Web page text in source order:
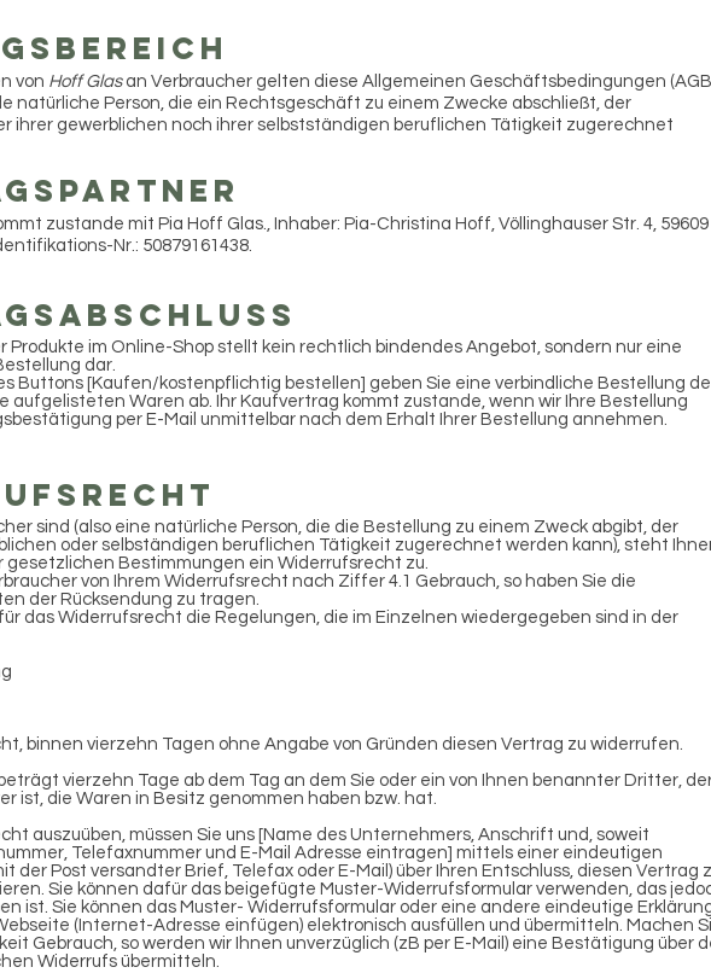
von Hoff Glasan Verbraucher gelten diese Allgemeinen Geschäftsbedingungen
natürliche Person, die ein Rechtsgeschäft zu einem Zwecke abschließt, der
ihrer gewerblichen noch ihrer selbstständigen beruflichen Tätigkeit zugerechnet
zustande mit Pia Hoff Glas., Inhaber: Pia-Christina Hoff, Völlinghauser Str. 4, 59609
Nr.: 50879161438.
Produkte im Online-Shop stellt kein rechtlich bindendes Angebot, sondern nur eine
dar.
Buttons [Kaufen/kostenpflichtig bestellen] geben Sie eine verbindliche Bestellung
aufgelisteten Waren ab. Ihr Kaufvertrag kommt zustande, wenn wir Ihre Bestellung
per E-Mail unmittelbar nach dem Erhalt Ihrer Bestellung annehmen.
sind (also eine natürliche Person, die die Bestellung zu einem Zweck abgibt, der
oder selbständigen beruflichen Tätigkeit zugerechnet werden kann), steht
gesetzlichen Bestimmungen ein Widerrufsrecht zu.
von Ihrem Widerrufsrecht nach Ziffer 4.1 Gebrauch, so haben Sie die
der Rücksendung zu tragen.
das Widerrufsrecht die Regelungen, die im Einzelnen wiedergegeben sind in der
binnen vierzehn Tagen ohne Angabe von Gründen diesen Vertrag zu widerrufen.
vierzehn Tage ab dem Tag an dem Sie oder ein von Ihnen benannter Dritter,
ist, die Waren in Besitz genommen haben bzw. hat.
auszuüben, müssen Sie uns [Name des Unternehmers, Anschrift und, soweit
Telefaxnummer und E-Mail Adresse eintragen] mittels einer eindeutigen
der Post versandter Brief, Telefax oder E-Mail) über Ihren Entschluss, diesen Vertrag
Sie können dafür das beigefügte Muster-Widerrufsformular verwenden, das
ist. Sie können das Muster- Widerrufsformular oder eine andere eindeutige
(Internet-Adresse einfügen) elektronisch ausfüllen und übermitteln. Machen
Gebrauch, so werden wir Ihnen unverzüglich (zB per E-Mail) eine Bestätigung über
Widerrufs übermitteln.